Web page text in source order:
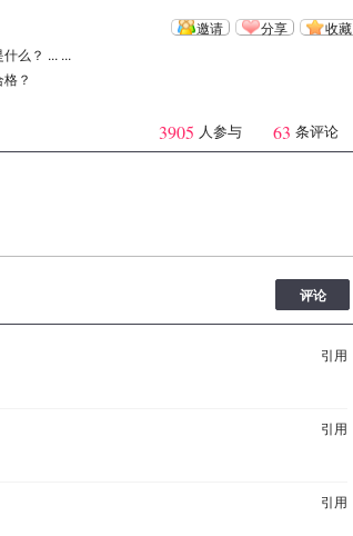
收藏
分享
邀请
么？ ... ...
？
63 条评论
3905 人参与
评论
引用
引用
引用